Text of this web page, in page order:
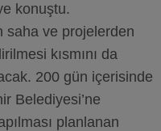
konuştu.
saha ve projelerden
kısmını da
200 gün içerisinde
Belediyesi’ne
planlanan